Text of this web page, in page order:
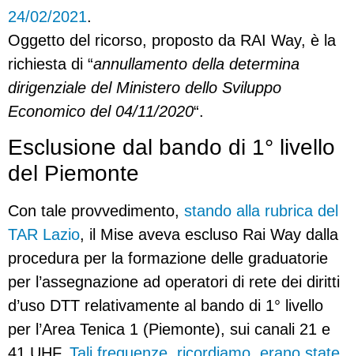
24/02/2021.
Oggetto del ricorso, proposto da RAI Way, è la
richiesta di “annullamento della determina
dirigenziale del Ministero dello Sviluppo
Economico del 04/11/2020“.
Esclusione dal bando di 1° livello
del Piemonte
Con tale provvedimento, stando alla rubrica del
TAR Lazio, il Mise aveva escluso Rai Way dalla
procedura per la formazione delle graduatorie
per l’assegnazione ad operatori di rete dei diritti
d’uso DTT relativamente al bando di 1° livello
per l’Area Tenica 1 (Piemonte), sui canali 21 e